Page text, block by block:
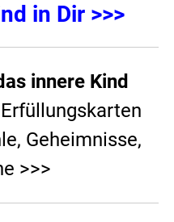
in Dir >>>
innere Kind
Geheimnisse,
>>>